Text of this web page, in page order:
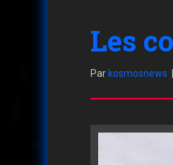
Les
Par kosmosnews